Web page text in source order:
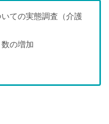
ての実態調査（介護
の増加